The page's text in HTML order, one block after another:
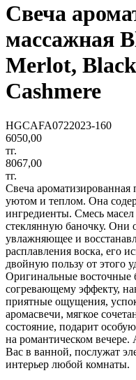
Свеча
массажная
Merlot,
Cashmere
HGCAFA0722023-160
6050,00
тг.
8067,00
тг.
Свеча
уютом и теплом. Она
ингредиенты. Смесь
стеклянную баночку. Они
увлажняющее и
расплавления воска, его
двойную пользу от этого
Оригинальные восточные
согревающему эффекту,
приятные ощущения,
аромасвечи, мягкое
состояние, подарит
на романтическом вечере.
Вас в ванной, послужат
интерьер любой комнаты.